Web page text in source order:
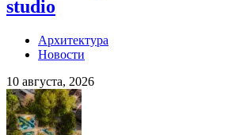
studio
Архитектура
Новости
10 августа, 2026